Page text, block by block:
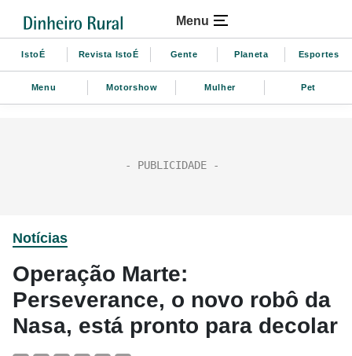
Menu
IstoÉ Revista IstoÉ Gente Planeta Esportes
Menu Motorshow Mulher Pet
Notícias
Operação Marte:
Perseverance, o novo robô da
Nasa, está pronto para decolar